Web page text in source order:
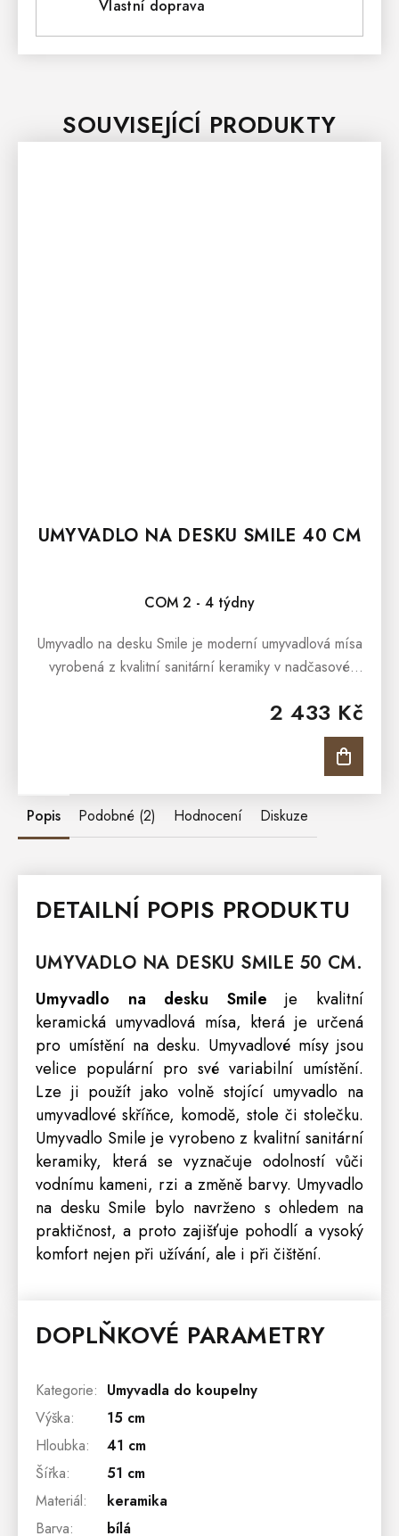
Vlastní doprava
SOUVISEJÍCÍ PRODUKTY
UMYVADLO NA DESKU SMILE 40 CM
COM 2 - 4 týdny
2 433 Kč
Umyvadlo na desku Smile je moderní umyvadlová mísa
vyrobená z kvalitní sanitární keramiky v nadčasové
desku ať už umyvadlové...
Popis Podobné (2) Hodnocení Diskuze
DETAILNÍ POPIS PRODUKTU
UMYVADLO NA DESKU SMILE 50 CM.
Umyvadlo na desku Smileje kvalitní
keramická umyvadlová mísa, která je určená
pro umístění na desku. Umyvadlové mísy jsou
velice populární pro své variabilní umístění.
Lze ji použít jako volně stojící umyvadlo na
umyvadlové skříňce, komodě, stole či stolečku.
Umyvadlo Smile je vyrobeno z kvalitní sanitární
keramiky, která se vyznačuje odolností vůči
vodnímu kameni, rzi a změně barvy. Umyvadlo
na desku Smile bylo navrženo s ohledem na
praktičnost, a proto zajišťuje pohodlí a vysoký
komfort nejen při užívání, ale i při čištění.
DOPLŇKOVÉ PARAMETRY
Kategorie: Umyvadla do koupelny
Výška:
15 cm
Hloubka:
41 cm
Šířka:
51 cm
Materiál:
keramika
Barva: bílá